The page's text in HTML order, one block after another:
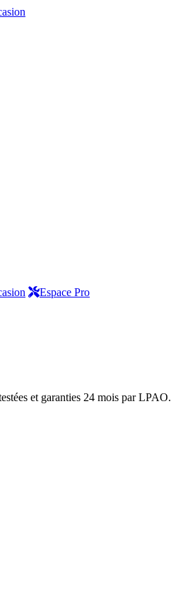
Espace Pro
et garanties 24 mois par LPAO.